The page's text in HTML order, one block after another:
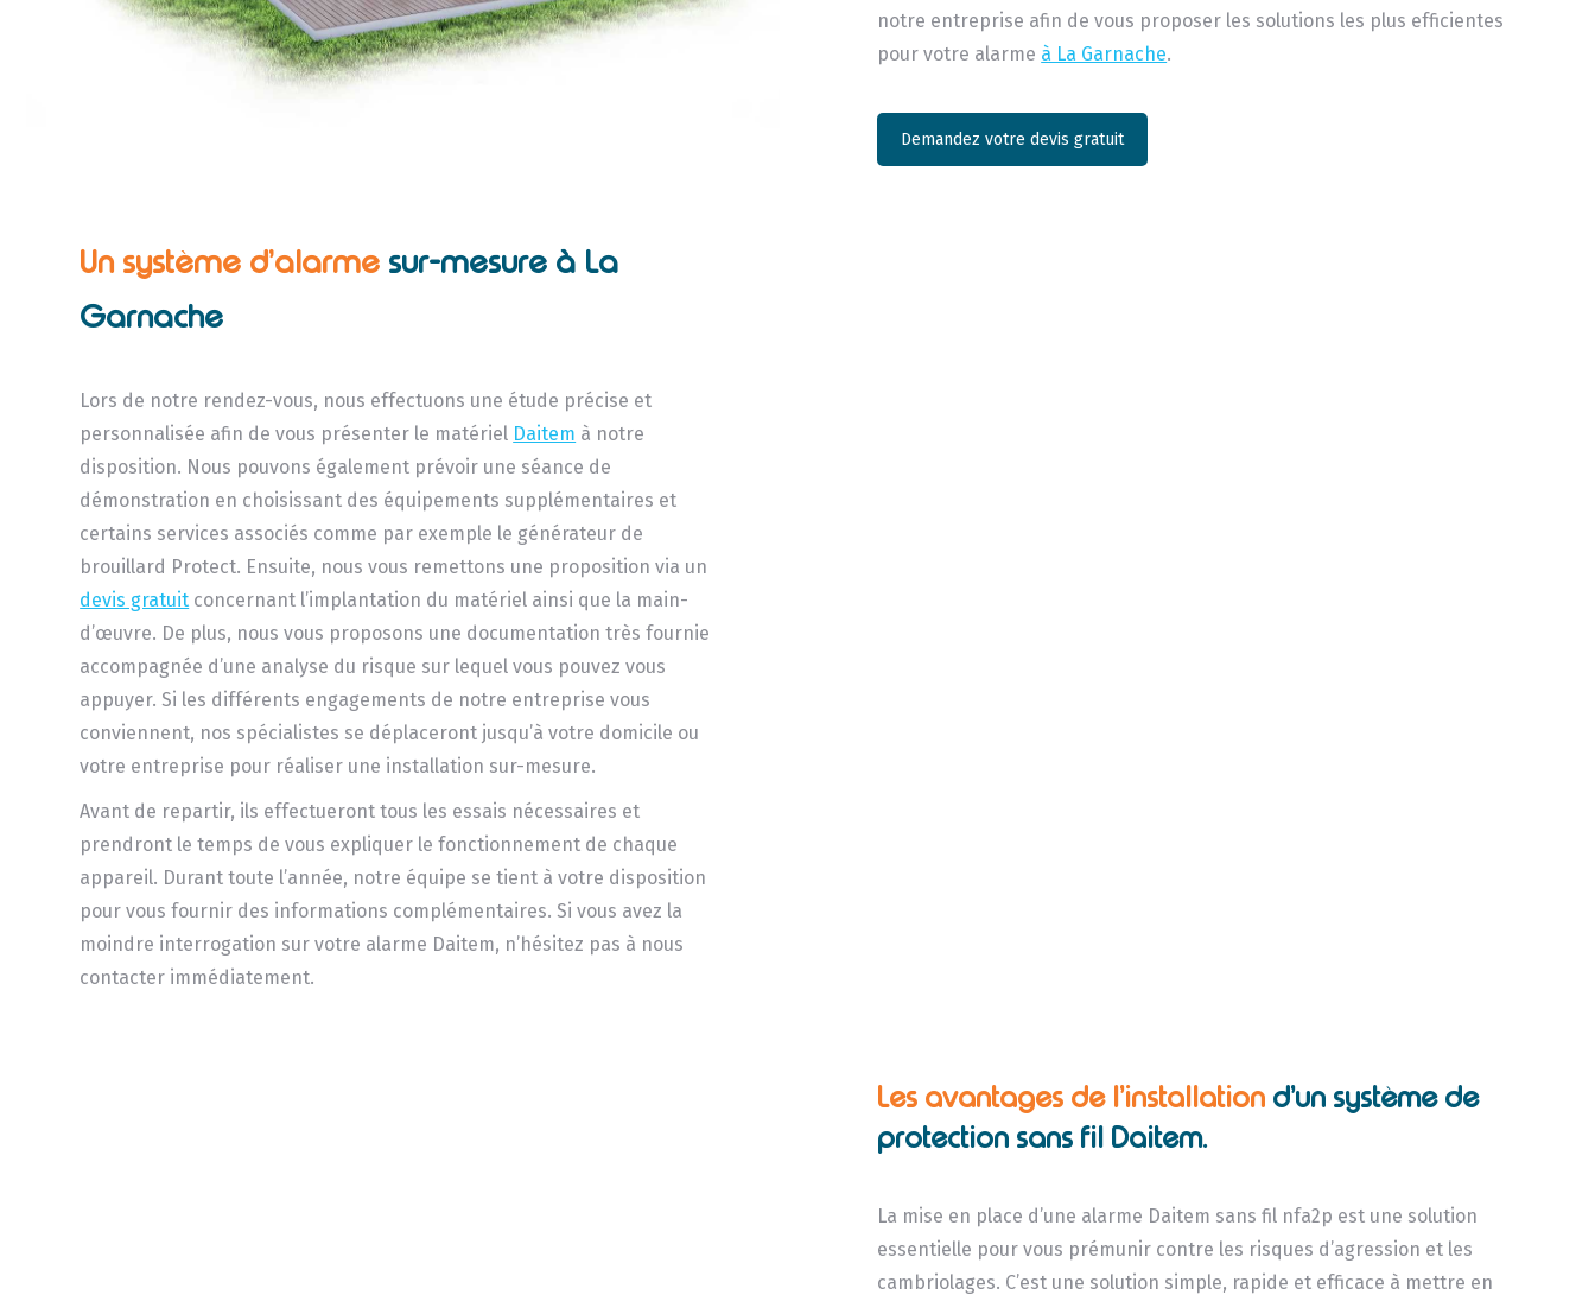
notre entreprise afin de vous proposer les solutions les plus efficientes
pour votre alarme à La Garnache.
Demandez votre devis gratuit
Un système d’alarme sur-mesure à La
Garnache
Lors de notre rendez-vous, nous effectuons une étude précise et
personnalisée afin de vous présenter le matériel Daitem à notre
disposition. Nous pouvons également prévoir une séance de
démonstration en choisissant des équipements supplémentaires et
certains services associés comme par exemple le générateur de
brouillard Protect. Ensuite, nous vous remettons une proposition via un
devis gratuit concernant l’implantation du matériel ainsi que la main-
d’œuvre. De plus, nous vous proposons une documentation très fournie
accompagnée d’une analyse du risque sur lequel vous pouvez vous
appuyer. Si les différents engagements de notre entreprise vous
conviennent, nos spécialistes se déplaceront jusqu’à votre domicile ou
votre entreprise pour réaliser une installation sur-mesure.
Avant de repartir, ils effectueront tous les essais nécessaires et
prendront le temps de vous expliquer le fonctionnement de chaque
appareil. Durant toute l’année, notre équipe se tient à votre disposition
pour vous fournir des informations complémentaires. Si vous avez la
moindre interrogation sur votre alarme Daitem, n’hésitez pas à nous
contacter immédiatement.
Les avantages de l’installation d’un système de
protection sans fil Daitem.
La mise en place d’une alarme Daitem sans fil nfa2p est une solution
essentielle pour vous prémunir contre les risques d’agression et les
cambriolages. C’est une solution simple, rapide et efficace à mettre en